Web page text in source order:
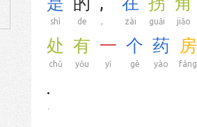
shì de , zài guǎi jiǎo
处
chǔ
有
yǒu
一
yī
个
gè
药
yào
房
fáng
.
.